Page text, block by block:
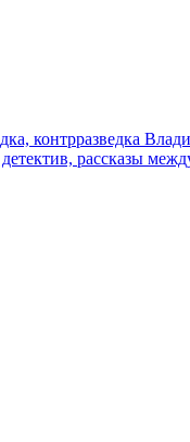
контрразведка
рассказы